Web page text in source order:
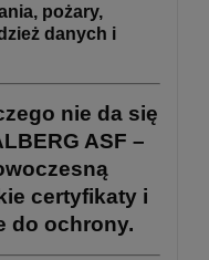
pożary,
danych i
nie da się
ASF –
certyfikaty i
do ochrony.